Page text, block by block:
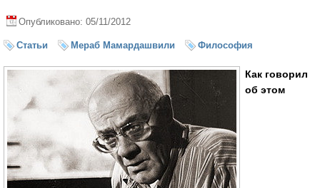
Опубликовано: 05/11/2012
Статьи Мераб Мамардашвили Философия
Как говорил
об этом